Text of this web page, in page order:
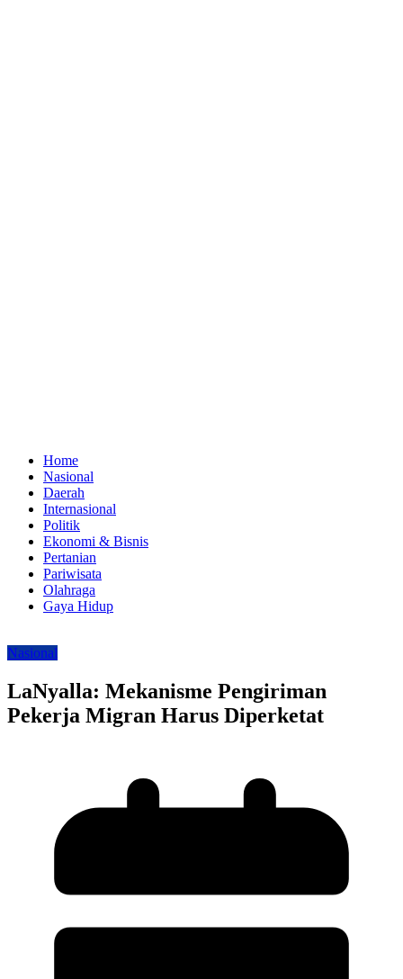
Home
Nasional
Daerah
Internasional
Politik
Ekonomi & Bisnis
Pertanian
Pariwisata
Olahraga
Gaya Hidup
Nasional
LaNyalla: Mekanisme Pengiriman
Pekerja Migran Harus Diperketat